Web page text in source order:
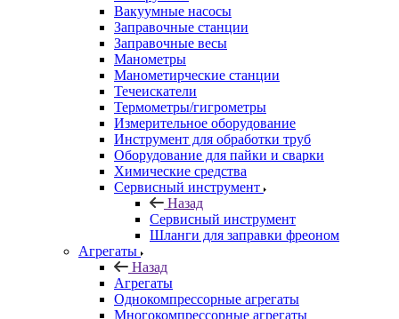
Вакуумные насосы
Заправочные станции
Заправочные весы
Манометры
Манометирческие станции
Течеискатели
Термометры/гигрометры
Измерительное оборудование
Инструмент для обработки труб
Оборудование для пайки и сварки
Химические средства
Сервисный инструмент
Назад
Сервисный инструмент
Шланги для заправки фреоном
Агрегаты
Назад
Агрегаты
Однокомпрессорные агрегаты
Многокомпрессорные агрегаты